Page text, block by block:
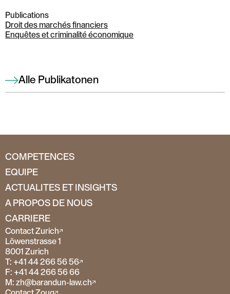
Publications
Droit des marchés financiers
Enquêtes et criminalité économique
Alle Publikatonen
COMPETENCES
EQUIPE
ACTUALITES ET INSIGHTS
A PROPOS DE NOUS
CARRIERE
Contact Zurich
Löwenstrasse 1
8001 Zurich
T: +41 44 266 56 56
F: +41 44 266 56 66
M: zh@barandun-law.ch